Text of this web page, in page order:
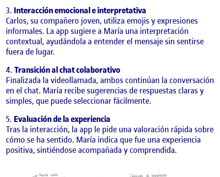
Interacción emocional e interpretativa
Carlos, su compañero joven, utiliza emojis y expresiones
informales. La app sugiere a María una interpretación
contextual, ayudándola a entender el mensaje sin sentirse
fuera de lugar.
Transición al chat colaborativo
Finalizada la videollamada, ambos continúan la conversación
en el chat. María recibe sugerencias de respuestas claras y
simples, que puede seleccionar fácilmente.
Evaluación de la experiencia
Tras la interacción, la app le pide una valoración rápida sobre
cómo se ha sentido. María indica que fue una experiencia
positiva, sintiéndose acompañada y comprendida.